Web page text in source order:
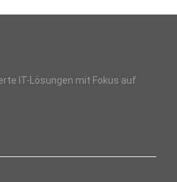
IT-Lösungen mit Fokus auf